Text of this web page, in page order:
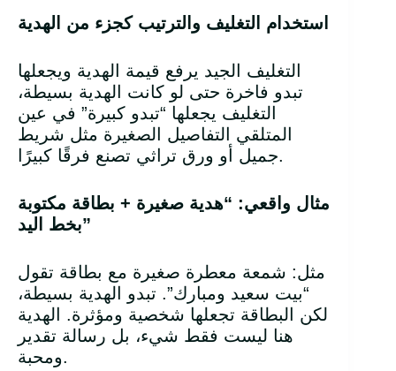
استخدام التغليف والترتيب كجزء من الهدية
التغليف الجيد يرفع قيمة الهدية ويجعلها
تبدو فاخرة حتى لو كانت الهدية بسيطة،
التغليف يجعلها “تبدو كبيرة” في عين
المتلقي التفاصيل الصغيرة مثل شريط
جميل أو ورق تراثي تصنع فرقًا كبيرًا.
مثال واقعي: “هدية صغيرة + بطاقة مكتوبة
بخط اليد”
مثل: شمعة معطرة صغيرة مع بطاقة تقول
“بيت سعيد ومبارك”. تبدو الهدية بسيطة،
لكن البطاقة تجعلها شخصية ومؤثرة. الهدية
هنا ليست فقط شيء، بل رسالة تقدير
ومحبة.